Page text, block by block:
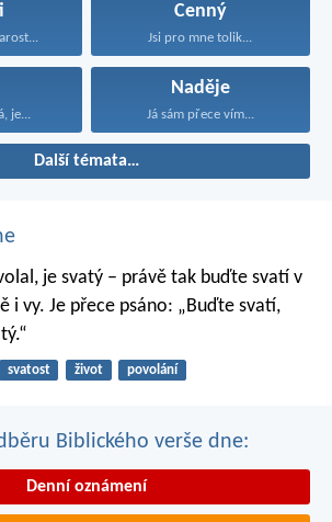
Cenný
Jsi pro mne tolik...
je...
Naděje
Já sám přece vím...
Další témata…
je svatý – právě tak buďte svatí v
i vy. Je přece psáno: „Buďte svatí,
svatost život povolání
Biblického verše dne:
Denní oznámení